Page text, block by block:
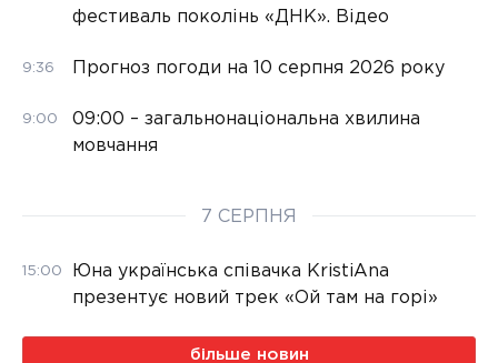
фестиваль поколінь «ДНК». Відео
9:36 Прогноз погоди на 10 серпня 2026 року
9:00
09:00 – загальнонаціональна хвилина
мовчання
7 СЕРПНЯ
15:00
Юна українська співачка KristiAna
презентує новий трек «Ой там на горі»
більше новин